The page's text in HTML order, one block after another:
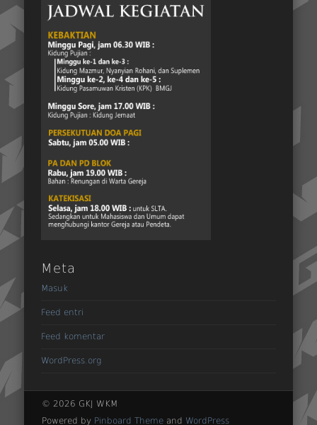
Meta
Masuk
Feed entri
Feed komentar
WordPress.org
© 2026 GKJ WKM
Powered by Pinboard Themeand WordPress